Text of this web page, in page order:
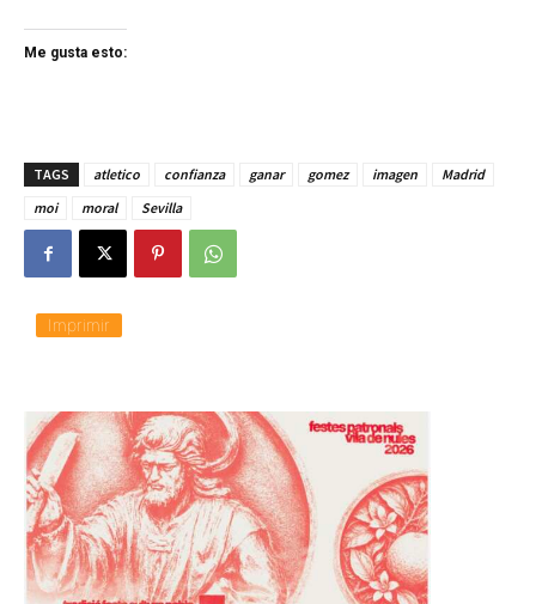
Me gusta esto:
TAGS atletico confianza ganar gomez imagen
Madrid
moi
moral Sevilla
Imprimir